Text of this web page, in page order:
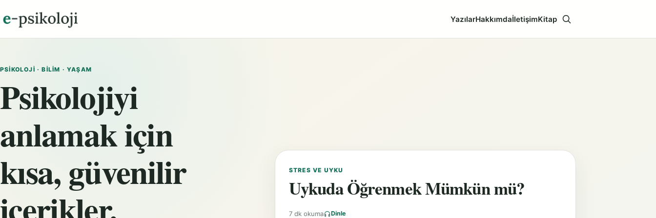
YazılarHakkımdaİletişimKitap Aramayı aç
PSIKOLOJI · BILIM · YAŞAM
Psikolojiyi
anlamak için
kısa, güvenilir STRES VE UYKU
Uykuda Öğrenmek Mümkün mü?
7 dk okuma Dinle